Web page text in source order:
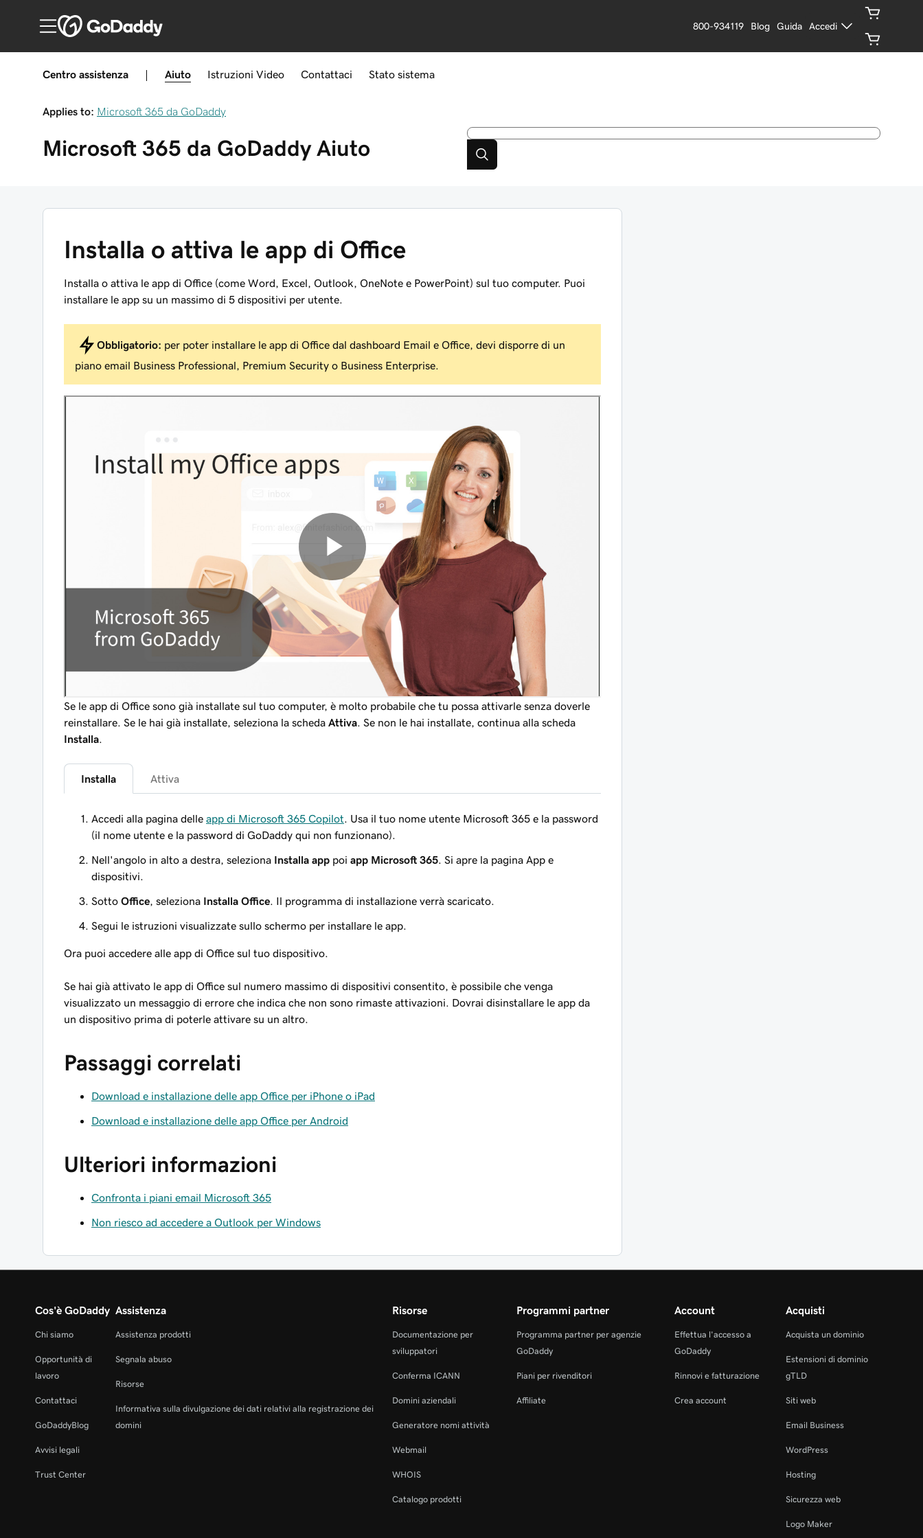
800-934119 Blog Guida Accedi
Centro assistenza Aiuto Istruzioni Video Contattaci Stato sistema
Applies to: Microsoft 365 da GoDaddy
Microsoft 365 da GoDaddy Aiuto
Installa o attiva le app di Office
Installa o attiva le app di Office (come Word, Excel, Outlook, OneNote e PowerPoint) sul tuo computer. Puoi
installare le app su un massimo di 5 dispositivi per utente.
Obbligatorio: per poter installare le app di Office dal dashboard Email e Office, devi disporre di un
piano email Business Professional, Premium Security o Business Enterprise.
Se le app di Office sono già installate sul tuo computer, è molto probabile che tu possa attivarle senza doverle
reinstallare. Se le hai già installate, seleziona la scheda Attiva . Se non le hai installate, continua alla scheda
Installa
Installa Attiva
Accedi alla pagina delle app di Microsoft 365 Copilot . Usa il tuo nome utente Microsoft 365 e la password
(il nome utente e la password di GoDaddy qui non funzionano).
Nell'angolo in alto a destra, seleziona Installa app poi app Microsoft 365 . Si apre la pagina App e
dispositivi.
Sotto Office , seleziona Installa Office . Il programma di installazione verrà scaricato.
Segui le istruzioni visualizzate sullo schermo per installare le app.
Ora puoi accedere alle app di Office sul tuo dispositivo.
Se hai già attivato le app di Office sul numero massimo di dispositivi consentito, è possibile che venga
visualizzato un messaggio di errore che indica che non sono rimaste attivazioni. Dovrai disinstallare le app da
un dispositivo prima di poterle attivare su un altro.
Passaggi correlati
Download e installazione delle app Office per iPhone o iPad
Download e installazione delle app Office per Android
Ulteriori informazioni
Confronta i piani email Microsoft 365
Non riesco ad accedere a Outlook per Windows
Cos'è GoDaddy
Chi siamo
Opportunità di
lavoro
Contattaci
GoDaddyBlog
Avvisi legali
Trust Center
Assistenza
Assistenza prodotti
Segnala abuso
Risorse
Informativa sulla divulgazione dei dati relativi alla registrazione dei
domini
Risorse
Documentazione per
sviluppatori
Conferma ICANN
Domini aziendali
Generatore nomi attività
Webmail
WHOIS
Catalogo prodotti
Programmi partner
Programma partner per agenzie
GoDaddy
Piani per rivenditori
Affiliate
Account
Effettua l'accesso a
GoDaddy
Rinnovi e fatturazione
Crea account
Acquisti
Acquista un dominio
Estensioni di dominio
gTLD
Siti web
Email Business
WordPress
Hosting
Sicurezza web
Logo Maker